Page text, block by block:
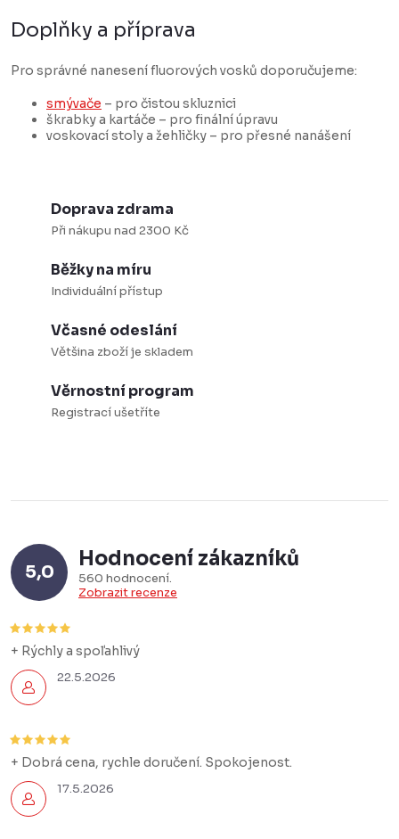
Doplňky a příprava
Pro správné nanesení fluorových vosků doporučujeme:
smývače – pro čistou skluznici
škrabky a kartáče – pro finální úpravu
voskovací stoly a žehličky – pro přesné nanášení
Doprava zdrama
Při nákupu nad 2300 Kč
Běžky na míru
Individuální přístup
Včasné odeslání
Většina zboží je skladem
Věrnostní program
Registrací ušetříte
5,0
Hodnocení zákazníků
560 hodnocení
Zobrazit recenze
22.5.2026
+ Rýchly a spoľahlivý
17.5.2026
+ Dobrá cena, rychle doručení. Spokojenost.